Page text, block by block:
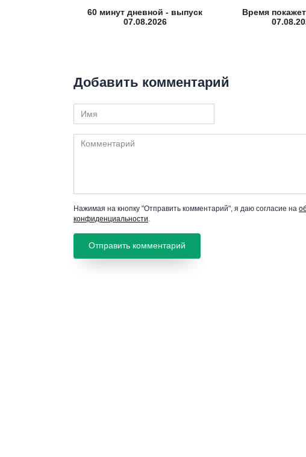
60 минут дневной - выпуск
07.08.2026
Время
Добавить комментарий
Имя
Комментарий
Нажимая на кнопку "Отправить комментарий", я даю согласие на
конфиденциальности.